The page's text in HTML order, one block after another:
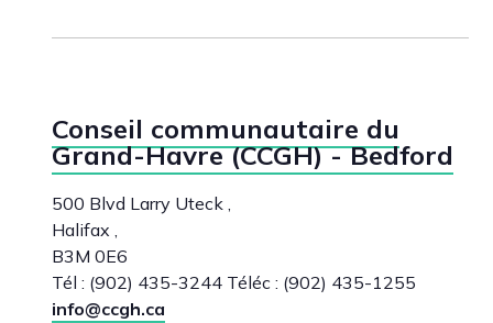
Conseil communautaire du
Grand-Havre (CCGH) - Bedford
500 Blvd Larry Uteck ,
Halifax ,
B3M 0E6
Tél : (902) 435-3244 Téléc : (902) 435-1255
info@ccgh.ca